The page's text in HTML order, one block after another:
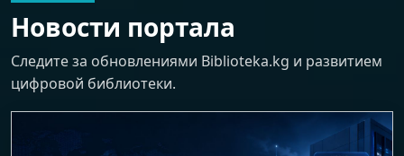
Новости портала
Следите за обновлениями Biblioteka.kg и развитием
цифровой библиотеки.